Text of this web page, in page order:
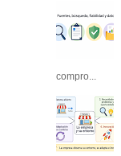
compro...